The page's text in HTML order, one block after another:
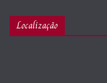
Localização